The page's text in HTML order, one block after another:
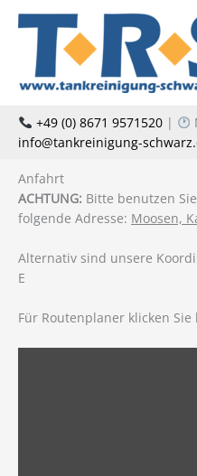
Inhalt
springen
+49 (0) 8671 9571520|
info@tankreinigung-
Anfahrt
ACHTUNG: Bitte benutzen
folgende Adresse: Moosen,
Alternativ sind unsere
E‎
Für Routenplaner klicken Sie
INHALT